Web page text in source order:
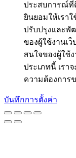
ประสบการณ์ที่
ยินยอมให้เรา
ปรับปรุงและพั
ของผู้ใช้งานเ
สนใจของผู้ใช้
ประเภทนี้ เรา
ความต้องการ
บันทึกการตั้งค่า